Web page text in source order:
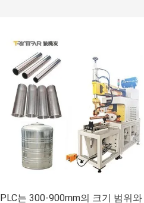
PLC는 300-900mm의 크기 범위와